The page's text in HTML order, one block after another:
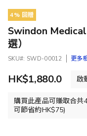
4% 回贈
Swindon
選）
SKU SWD-00012 更多
HK$1,880.0 啟
購買此產品可賺取合共
可節省約HK$75)